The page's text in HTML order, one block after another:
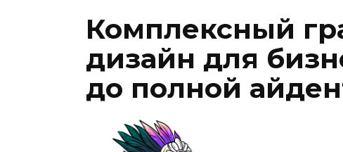
Комплексный
дизайн для
до полной